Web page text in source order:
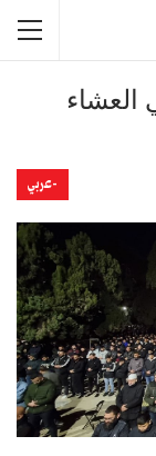
العشاء
-عربي